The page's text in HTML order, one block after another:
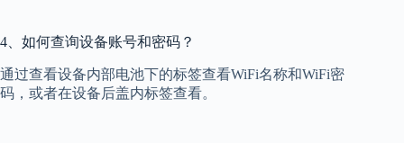
4、如何查询设备账号和密码？
通过查看设备内部电池下的标签查看WiFi名称和WiFi密
码，或者在设备后盖内标签查看。